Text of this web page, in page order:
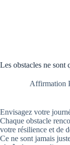
Les obstacles ne sont
Affirmation
Envisagez votre
Chaque obstacle
votre résilience et de
Ce ne sont jamais